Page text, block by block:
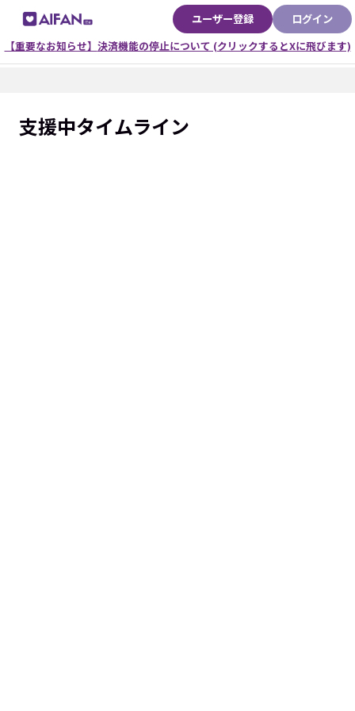
ユーザー登録
ログイン
決済機能の停止について (クリックするとXに飛びます)
支援中タイムライン